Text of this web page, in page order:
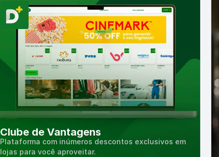
Clube de Vantagens
Plataforma com inúmeros descontos exclusivos em
lojas para você aproveitar.